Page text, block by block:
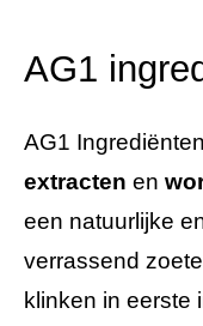
AG1
AG1
extracten en
een natuurlijke
verrassend
klinken in eerste